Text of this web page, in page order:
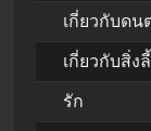
เกี่ยวกับดน
เกี่ยวกับสิ่ง
รัก